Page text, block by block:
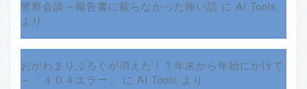
警察会談～報告書に載らなかった怖い話 に AI Tools
より
おがわまりぶろぐが消えた！？年末から年始にかけて
～「４０４エラー」
に AI Tools より
ホーム